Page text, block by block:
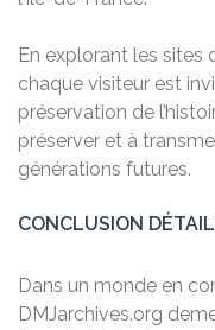
En explorant les sites
chaque visiteur est
préservation de
préserver et à
générations futures.
CONCLUSION
Dans un monde en
DMJarchives.org